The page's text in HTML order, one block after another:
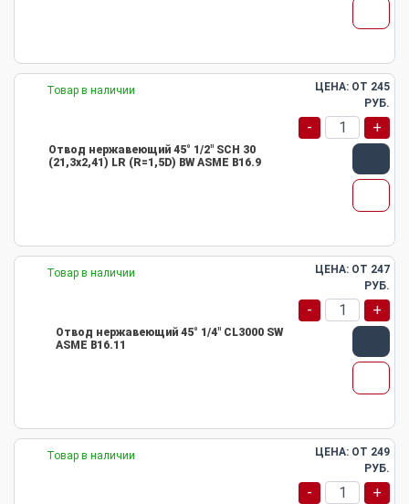
Товар в наличии
Отвод нержавеющий 45° 1/2" SCH 30
(21,3х2,41) LR (R=1,5D) BW ASME B16.9
ЦЕНА: ОТ 245
РУБ.
- +
Товар в наличии
Отвод нержавеющий 45° 1/4" CL3000 SW
ASME B16.11
ЦЕНА: ОТ 247
РУБ.
- +
Товар в наличии ЦЕНА: ОТ 249
РУБ.
- +